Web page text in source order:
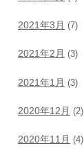
2021年3月 (7)
2021年2月 (3)
2021年1月 (3)
2020年12月 (2)
2020年11月 (4)